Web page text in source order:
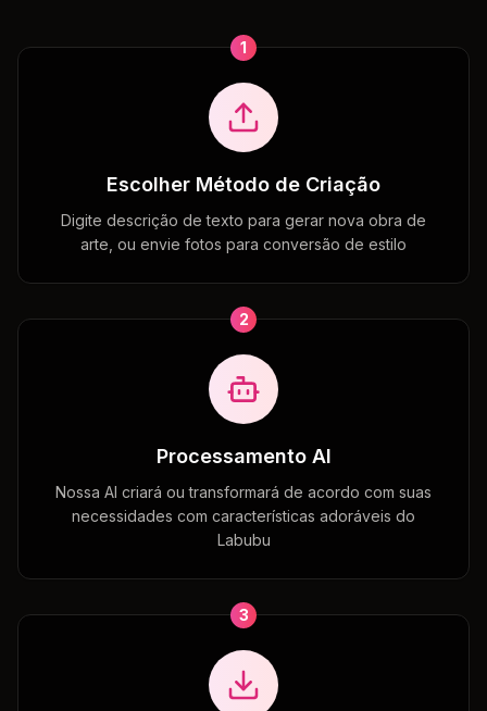
1
Escolher Método de Criação
Digite descrição de texto para gerar nova obra de
arte, ou envie fotos para conversão de estilo
2
Processamento AI
Nossa AI criará ou transformará de acordo com suas
necessidades com características adoráveis do
Labubu
3